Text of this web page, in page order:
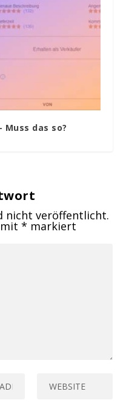
Muss das so?
nicht veröffentlicht.
mit* markiert